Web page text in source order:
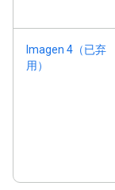
Imagen 4（已弃
用）